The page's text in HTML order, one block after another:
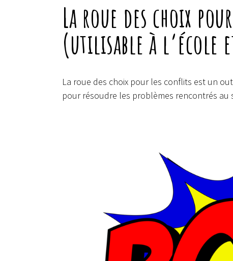
La roue des choix
(utilisable à l’école
La roue des choix pour les conflits est un
pour résoudre les problèmes rencontrés au